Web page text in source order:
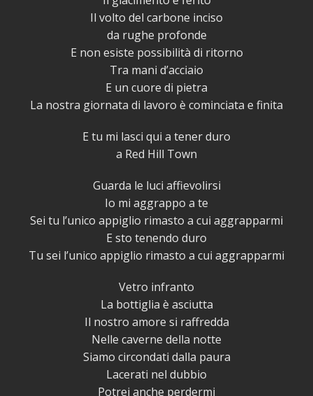
Il volto del carbone inciso
da rughe profonde
E non esiste possibilità di ritorno
Tra mani d’acciaio
E un cuore di pietra
La nostra giornata di lavoro è cominciata e finita
E tu mi lasci qui a tener duro
a Red Hill Town
Guarda le luci affievolirsi
Io mi aggrappo a te
Sei tu l’unico appiglio rimasto a cui aggrapparmi
E sto tenendo duro
Tu sei l’unico appiglio rimasto a cui aggrapparmi
Vetro infranto
La bottiglia è asciutta
Il nostro amore si raffredda
Nelle caverne della notte
Siamo circondati dalla paura
Lacerati nel dubbio
Potrei anche perdermi